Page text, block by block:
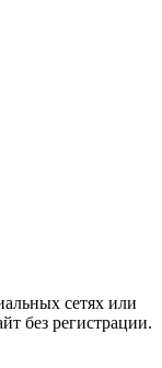
сетях или
без регистрации.